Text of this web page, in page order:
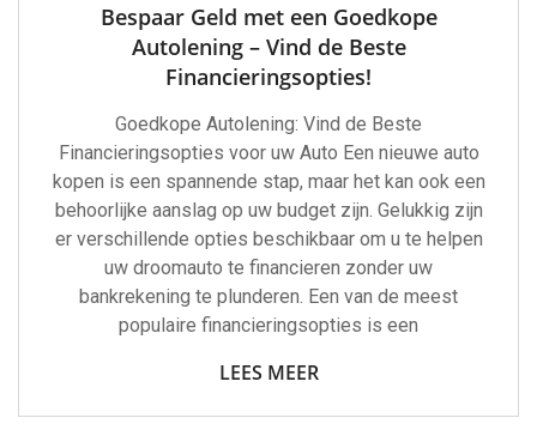
Bespaar Geld met een Goedkope
Autolening – Vind de Beste
Financieringsopties!
Goedkope Autolening: Vind de Beste
Financieringsopties voor uw Auto Een nieuwe auto
kopen is een spannende stap, maar het kan ook een
behoorlijke aanslag op uw budget zijn. Gelukkig zijn
er verschillende opties beschikbaar om u te helpen
uw droomauto te financieren zonder uw
bankrekening te plunderen. Een van de meest
populaire financieringsopties is een
LEES MEER